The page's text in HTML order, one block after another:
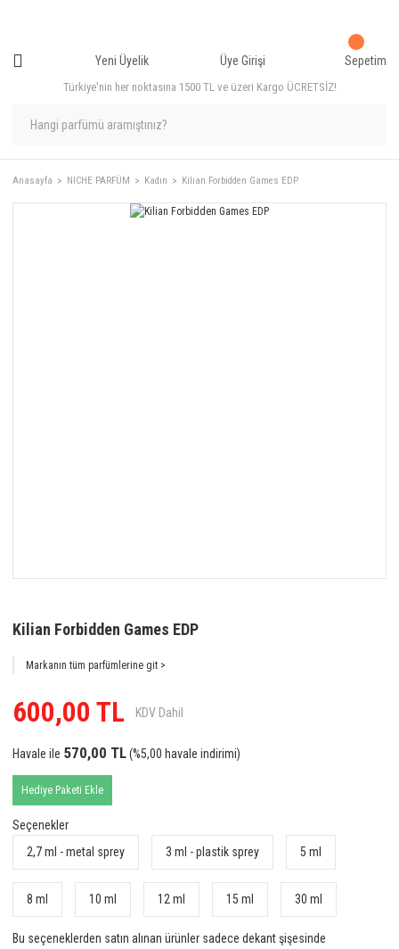
Türkiye'nin her noktasına 1500 TL ve üzeri Kargo ÜCRETSİZ!
Yeni Üyelik Üye Girişi Sepetim
Anasayfa NICHE PARFÜM Kadın Kilian Forbidden Games EDP
Kilian Forbidden Games EDP
Markanın tüm parfümlerine git >
600,00 TL KDV Dahil
Havale ile 570,00 TL(%5,00 havale indirimi)
Hediye Paketi Ekle
Seçenekler
2,7 ml - metal sprey
3 ml - plastik sprey 5 ml
8 ml 10 ml 12 ml 15 ml 30 ml
Bu seçeneklerden satın alınan ürünler sadece dekant şişesinde